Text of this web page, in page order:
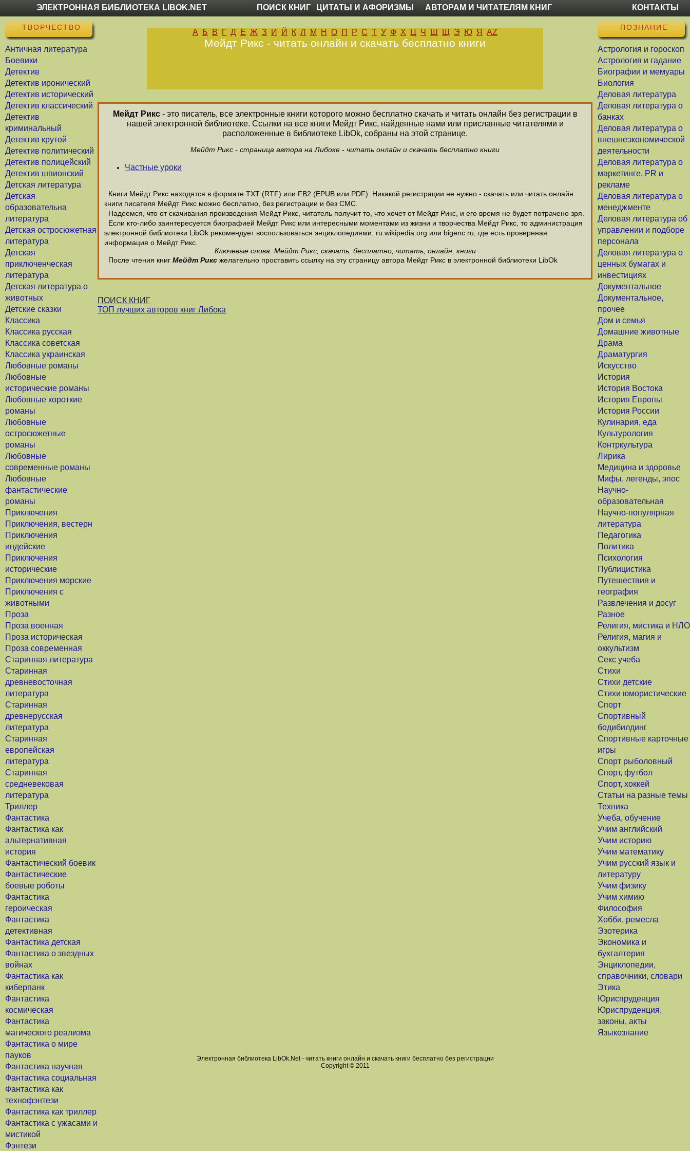
ЭЛЕКТРОННАЯ БИБЛИОТЕКА LIBOK.NET ПОИСК КНИГ ЦИТАТЫ И АФОРИЗМЫ АВТОРАМ И ЧИТАТЕЛЯМ КНИГ КОНТАКТЫ
ТВОРЧЕСТВО
Античная литература
Боевики
Детектив
Детектив иронический
Детектив исторический
Детектив классический
Детектив
криминальный
Детектив крутой
Детектив политический
Детектив полицейский
Детектив шпионский
Детская литература
Детская
образовательна
литература
Детская остросюжетная
литература
Детская
приключенческая
литература
Детская литература о
животных
Детские сказки
Классика
Классика русская
Классика советская
Классика украинская
Любовные романы
Любовные
исторические романы
Любовные короткие
романы
Любовные
остросюжетные
романы
Любовные
современные романы
Любовные
фантастические
романы
Приключения
Приключения, вестерн
Приключения
индейские
Приключения
исторические
Приключения морские
Приключения с
животными
Проза
Проза военная
Проза историческая
Проза современная
Старинная литература
Старинная
древневосточная
литература
Старинная
древнерусская
литература
Старинная
европейская
литература
Старинная
средневековая
литература
Триллер
Фантастика
Фантастика как
альтернативная
история
Фантастический боевик
Фантастические
боевые роботы
Фантастика
героическая
Фантастика
детективная
Фантастика детская
Фантастика о звездных
войнах
Фантастика как
киберпанк
Фантастика
космическая
Фантастика
магического реализма
Фантастика о мире
пауков
Фантастика научная
Фантастика социальная
Фантастика как
технофэнтези
Фантастика как триллер
Фантастика с ужасами и
мистикой
Фэнтези
ПОЗНАНИЕ
Астрология и гороскоп
Астрология и гадание
Биографии и мемуары
Биология
Деловая литература
Деловая литература о
банках
Деловая литература о
внешнеэкономической
деятельности
Деловая литература о
маркетинге, PR и
рекламе
Деловая литература о
менеджменте
Деловая литература об
управлении и подборе
персонала
Деловая литература о
ценных бумагах и
инвестициях
Документальное
Документальное,
прочее
Дом и семья
Домашние животные
Драма
Драматургия
Искусство
История
История Востока
История Европы
История России
Кулинария, еда
Культурология
Контркультура
Лирика
Медицина и здоровье
Мифы, легенды, эпос
Научно-
образовательная
Научно-популярная
литература
Педагогика
Политика
Психология
Публицистика
Путешествия и
география
Развлечения и досуг
Разное
Религия, мистика и НЛО
Религия, магия и
оккультизм
Секс учеба
Стихи
Стихи детские
Стихи юмористические
Спорт
Спортивный
бодибилдинг
Спортивные карточные
игры
Спорт рыболовный
Спорт, футбол
Спорт, хоккей
Статьи на разные темы
Техника
Учеба, обучение
Учим английский
Учим историю
Учим математику
Учим русский язык и
литературу
Учим физику
Учим химию
Философия
Хобби, ремесла
Эзотерика
Экономика и
бухгалтерия
Энциклопедии,
справочники, словари
Этика
Юриспруденция
Юриспруденция,
законы, акты
Языкознание
А Б В Г Д Е Ж З И Й К Л М Н О П Р С Т У Ф Х Ц Ч Ш Щ Э Ю Я AZ
Мейдт Рикс - читать онлайн и скачать бесплатно книги
Мейдт Рикс- это писатель, все электронные книги которого можно бесплатно скачать и читать онлайн без регистрации в
нашей электронной библиотеке. Ссылки на все книги Мейдт Рикс, найденные нами или присланные читателями и
расположенные в библиотеке LibOk, собраны на этой странице.
Мейдт Рикс - страница автора на Либоке - читать онлайн и скачать бесплатно книги
Частные уроки
Книги Мейдт Рикс находятся в формате ТХТ (RTF) или FB2 (EPUB или PDF). Никакой регистрации не нужно - скачать или читать онлайн
книги писателя Мейдт Рикс можно бесплатно, без регистрации и без СМС.
Надеемся, что от скачивания произведения Мейдт Рикс, читатель получит то, что хочет от Мейдт Рикс, и его время не будет потрачено зря.
Если кто-либо заинтересуется биографией Мейдт Рикс или интересными моментами из жизни и творчества Мейдт Рикс, то администрация
электронной библиотеки LibOk рекомендует воспользоваться энциклопедиями: ru.wikipedia.org или bigenc.ru, где есть провернная
информация о Мейдт Рикс.
Ключевые слова: Мейдт Рикс, скачать, бесплатно, читать, онлайн, книги
После чтения книг Мейдт Рикс желательно проставить ссылку на эту страницу автора Мейдт Рикс в электронной библиотеки LibOk
ПОИСК КНИГ
ТОП лучших авторов книг Либока
Электронная библиотека LibOk.Net - читать книги онлайн и скачать книги бесплатно без регистрации
Copyright © 2011